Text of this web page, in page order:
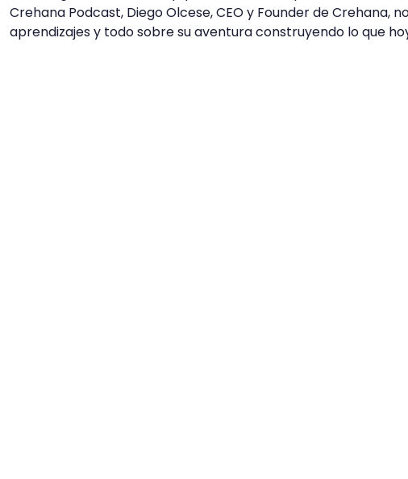
Crehana Podcast, Diego Olcese, CEO y Founder de Crehana,
aprendizajes y todo sobre su aventura construyendo lo que